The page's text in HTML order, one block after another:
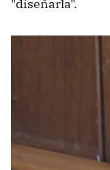
"diseñarla".